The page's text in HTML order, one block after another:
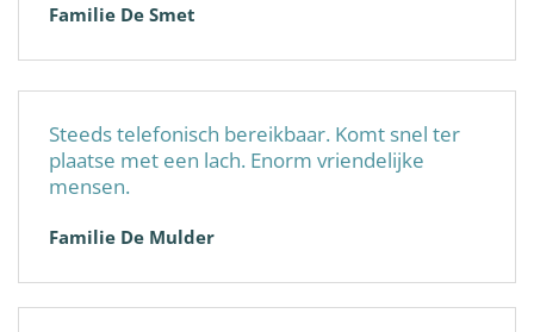
Familie De Smet
Steeds telefonisch bereikbaar. Komt snel ter
plaatse met een lach. Enorm vriendelijke
mensen.
Familie De Mulder